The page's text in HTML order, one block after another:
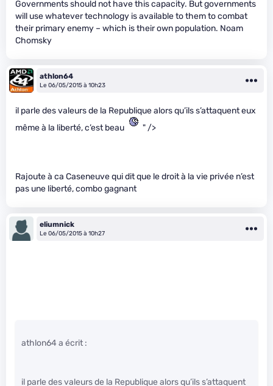
Governments should not have this capacity. But governments
will use whatever technology is available to them to combat
their primary enemy – which is their own population. Noam
Chomsky
athlon64
Le 06/05/2015 à 10h23
il parle des valeurs de la Republique alors qu’ils s’attaquent eux
même à la liberté, c’est beau
" />
Rajoute à ca Caseneuve qui dit que le droit à la vie privée n’est
pas une liberté, combo gagnant
eliumnick
Le 06/05/2015 à 10h27
athlon64 a écrit :
il parle des valeurs de la Republique alors qu’ils s’attaquent